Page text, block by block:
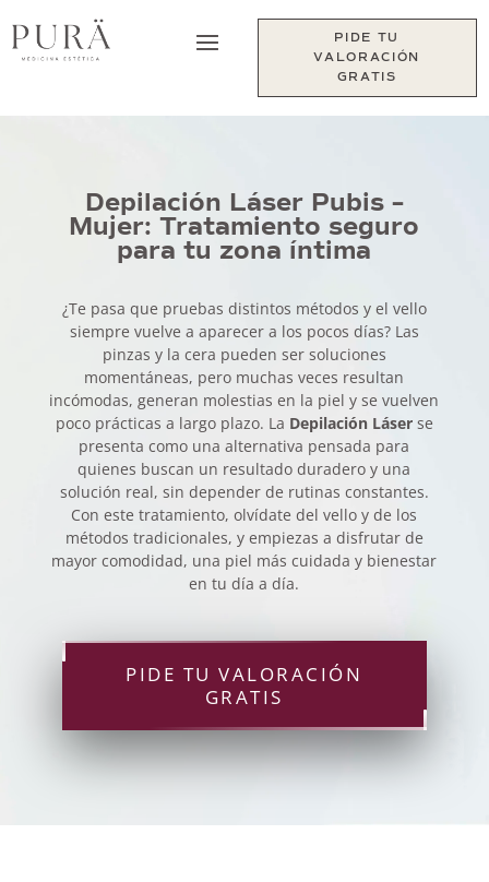
PIDE TU
VALORACIÓN
GRATIS
Depilación Láser Pubis –
Mujer: Tratamiento seguro
para tu zona íntima
¿Te pasa que pruebas distintos métodos y el vello
siempre vuelve a aparecer a los pocos días? Las
pinzas y la cera pueden ser soluciones
momentáneas, pero muchas veces resultan
incómodas, generan molestias en la piel y se vuelven
poco prácticas a largo plazo. La Depilación Láserse
presenta como una alternativa pensada para
quienes buscan un resultado duradero y una
solución real, sin depender de rutinas constantes.
Con este tratamiento, olvídate del vello y de los
métodos tradicionales, y empiezas a disfrutar de
mayor comodidad, una piel más cuidada y bienestar
en tu día a día.
PIDE TU VALORACIÓN
GRATIS